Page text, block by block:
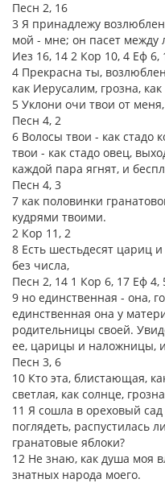
Песн 2, 16
3 Я принадлежу
мой - мне; он пасет между
Иез 16, 14 2 Кор 10, 4 Еф 6,
4 Прекрасна ты,
как Иерусалим, грозна,
5 Уклони очи твои от
Песн 4, 2
6 Волосы твои - как стадо
твои - как стадо овец,
каждой пара ягнят, и
Песн 4, 3
7 как половинки
кудрями твоими.
2 Кор 11, 2
8 Есть шестьдесят цариц
без числа,
Песн 2, 14 1 Кор 6, 17 Еф 4,
9 но единственная - она,
единственная она у
родительницы своей.
ее, царицы и наложницы,
Песн 3, 6
10 Кто эта, блистающая,
светлая, как солнце,
11 Я сошла в ореховый
поглядеть, распустилась
гранатовые яблоки?
12 Не знаю, как душа моя
знатных народа моего.